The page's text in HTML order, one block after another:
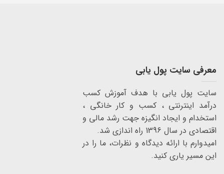
معرفی سایت پول یابی
سایت پول یابی با هدف آموزش کسب
درآمد اینترنتی ، کسب و کار خانگی ،
استخدام و ایجاد انگیزه جهت رشد مالی و
اقتصادی در سال 1396 راه اندازی شد.
امیدوارم با ارائه دیدگاه و نظرات، ما را در
این مسیر یاری کنید.